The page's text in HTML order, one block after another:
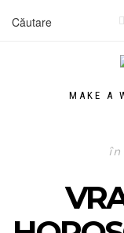
MAKE A
în